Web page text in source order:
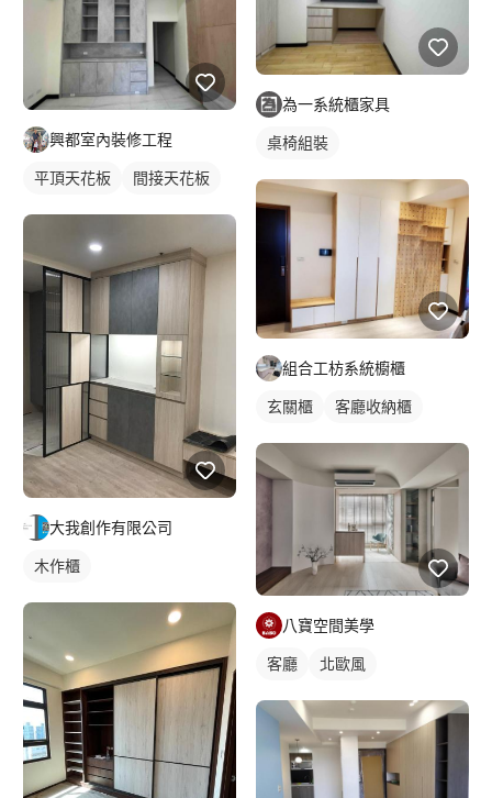
興都室內裝修工程
平頂天花板 間接天花板
大我創作有限公司
木作櫃
為一系統櫃家具
桌椅組裝
組合工枋系統櫥櫃
玄關櫃 客廳收納櫃
八寶空間美學
客廳 北歐風